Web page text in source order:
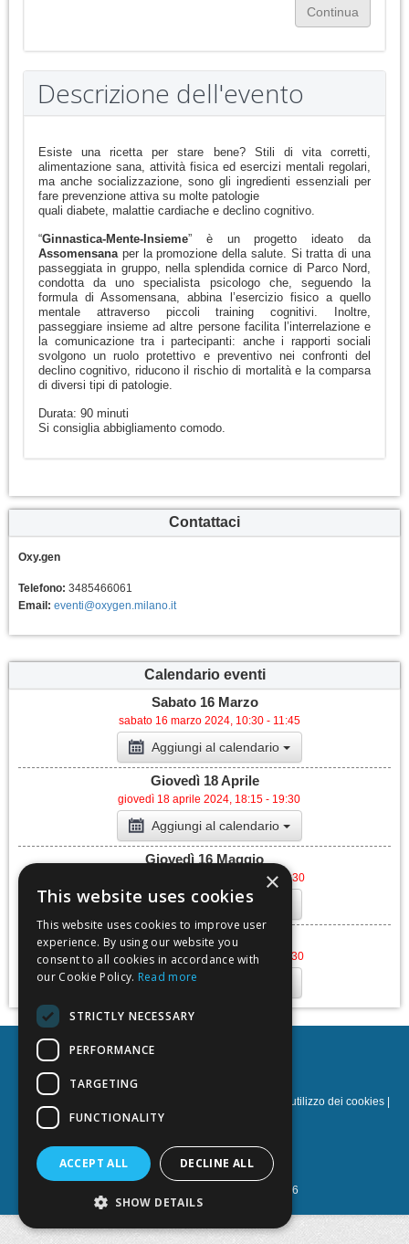
Descrizione dell'evento
Esiste una ricetta per stare bene? Stili di vita corretti,
alimentazione sana, attività fisica ed esercizi mentali regolari,
ma anche socializzazione, sono gli ingredienti essenziali per
fare prevenzione attiva su molte patologie
quali diabete, malattie cardiache e declino cognitivo.
“Ginnastica-Mente-Insieme” è un progetto ideato da
Assomensana per la promozione della salute. Si tratta di una
passeggiata in gruppo, nella splendida cornice di Parco Nord,
condotta da uno specialista psicologo che, seguendo la
formula di Assomensana, abbina l’esercizio fisico a quello
mentale attraverso piccoli training cognitivi. Inoltre,
passeggiare insieme ad altre persone facilita l’interrelazione e
la comunicazione tra i partecipanti: anche i rapporti sociali
svolgono un ruolo protettivo e preventivo nei confronti del
declino cognitivo, riducono il rischio di mortalità e la comparsa
di diversi tipi di patologie.
Durata: 90 minuti
Si consiglia abbigliamento comodo.
Contattaci
Oxy.gen
Telefono: 3485466061
Email: eventi@oxygen.milano.it
Calendario eventi
Sabato 16 Marzo
sabato 16 marzo 2024, 10:30 - 11:45
Aggiungi al calendario
Giovedì 18 Aprile
giovedì 18 aprile 2024, 18:15 - 19:30
Aggiungi al calendario
Giovedì 16 Maggio
giovedì 30 maggio 2024, 18:15 - 19:30
Aggiungi al calendario
Giovedì 13 Giugno
giovedì 13 giugno 2024, 18:15 - 19:30
Aggiungi al calendario
Norme sull'utilizzo dei cookies
NOETIK Production
2026
×
This website uses cookies
This website uses cookies to improve user
experience. By using our website you
consent to all cookies in accordance with
our Cookie Policy. Read more
STRICTLY NECESSARY
PERFORMANCE
TARGETING
FUNCTIONALITY
ACCEPT ALL DECLINE ALL
SHOW DETAILS